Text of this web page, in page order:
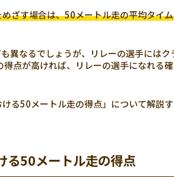
ざす場合は、50メートル走の平均タイ
異なるでしょうが、リレーの選手には
点が高ければ、リレーの選手になれる確
る50メートル走の得点」について解説
る50メートル走の得点